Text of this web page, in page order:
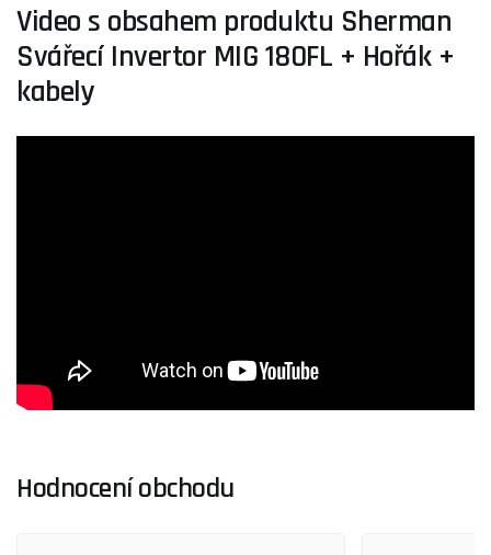
Video s obsahem produktu Sherman
Svářecí Invertor MIG 180FL + Hořák +
kabely
Hodnocení obchodu